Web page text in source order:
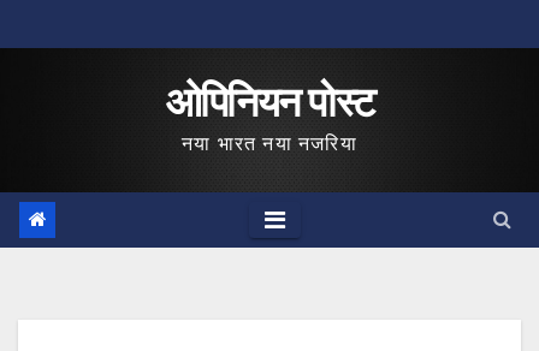
to
ओपिनियन पोस्ट
नया भारत नया नजरिया